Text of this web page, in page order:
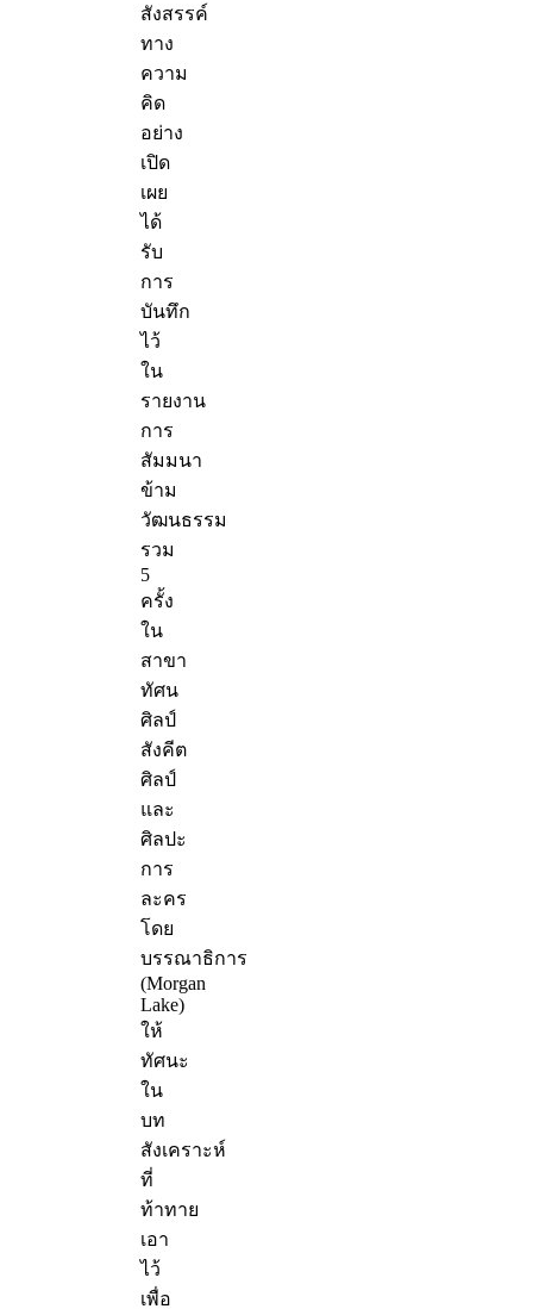
สังสรรค์
ทาง
ความ
คิด
อย่าง
เปิด
เผย
ได้
รับ
การ
บันทึก
ไว้
ใน
รายงาน
การ
สัมมนา
ข้าม
วัฒนธรรม
รวม
5
ครั้ง
ใน
สาขา
ทัศน
ศิลป์
สังคีต
ศิลป์
และ
ศิลปะ
การ
ละคร
โดย
บรรณาธิการ
(Morgan
Lake)
ให้
ทัศนะ
ใน
บท
สังเคราะห์
ที่
ท้าทาย
เอา
ไว้
เพื่อ